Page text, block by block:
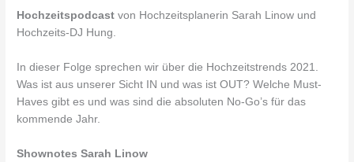
Hochzeitspodcast von Hochzeitsplanerin Sarah Linow und
Hochzeits-DJ Hung.
In dieser Folge sprechen wir über die Hochzeitstrends 2021.
Was ist aus unserer Sicht IN und was ist OUT? Welche Must-
Haves gibt es und was sind die absoluten No-Go’s für das
kommende Jahr.
Shownotes Sarah Linow